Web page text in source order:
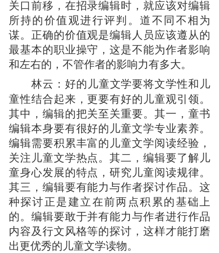
关口前移，在招录编辑时，就应该对编辑
所持的价值观进行评判。道不同不相为
谋。正确的价值观是编辑人员应该遵从的
最基本的职业操守，这是不能为作者影响
和左右的，不管作者的影响力有多大。
林云： 好的儿童文学要将文学性和儿
童性结合起来，更要有好的儿童观引领。
其中，编辑的把关至关重要。其一，童书
编辑本身要有很好的儿童文学专业素养。
编辑需要积累丰富的儿童文学阅读经验，
关注儿童文学热点。其二，编辑要了解儿
童身心发展的特点，研究儿童阅读规律。
其三，编辑要有能力与作者探讨作品。这
种探讨正是建立在前两点积累的基础上
的。编辑要敢于并有能力与作者进行作品
内容及行文风格等的探讨，这样才能打磨
出更优秀的儿童文学读物。